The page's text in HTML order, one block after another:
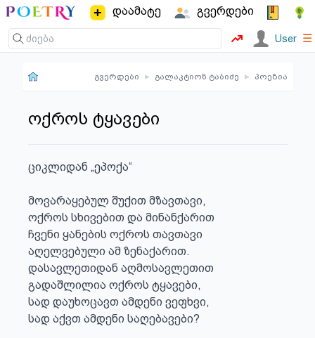
დაამატე გვერდები
User ☰
გვერდები ▸ გალაკტიონ ტაბიძე ▸ პოეზია
ოქროს ტყავები
ციკლიდან „ეპოქა“
მოვარაყებულ შუქით მზავთავი,
ოქროს სხივებით და მინანქარით
ჩვენი ყანების ოქროს თავთავი
აღელვებული ამ ზენაქარით.
დასავლეთიდან აღმოსავლეთით
გადაშლილია ოქროს ტყავები,
სად დაუხოცავთ ამდენი ვეფხვი,
სად აქვთ ამდენი საღებავები?